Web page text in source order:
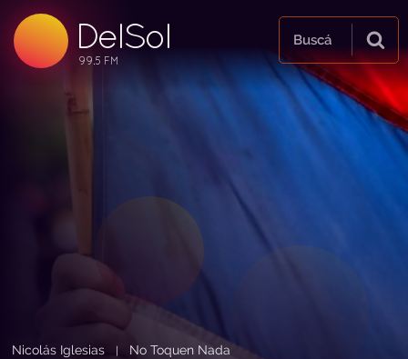
DelSol
99.5 FM
99.5 FM
99.5 FM
Buscá
Nicolás Iglesias No Toquen Nada